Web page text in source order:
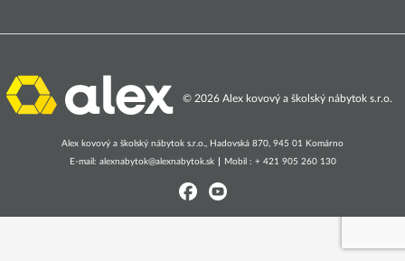
© 2026 Alex kovový a školský nábytok s.r.o.
Alex kovový a školský nábytok s.r.o., Hadovská 870, 945 01 Komárno
E-mail: alexnabytok@alexnabytok.sk Mobil : + 421 905 260 130